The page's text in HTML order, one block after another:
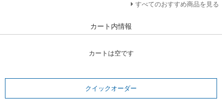
すべてのおすすめ商品を見る
カート内情報
カートは空です
クイックオーダー